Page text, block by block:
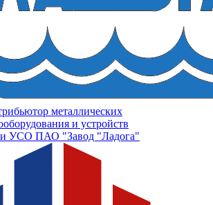
металлических
и устройств
УСО ПАО "Завод "Ладога"